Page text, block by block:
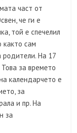
част от
че ги е
той е спечелил
сам
родители. На 17
за времето
календарчето е
за
и пр. На
за